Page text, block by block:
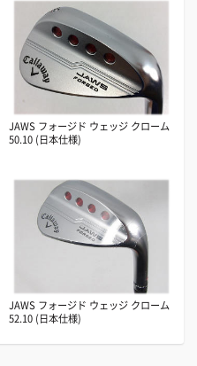
JAWS フォージド ウェッジ クローム
50.10 (日本仕様)
JAWS フォージド ウェッジ クローム
52.10 (日本仕様)